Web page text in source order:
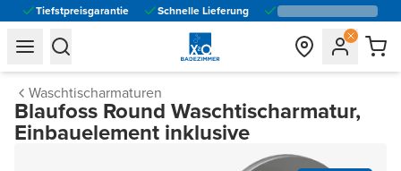
Tiefstpreisgarantie Schnelle Lieferung
general.navigation.toggle_menu.label
general.navigation.toggle_menu.label
Waschtischarmaturen
Blaufoss Round Waschtischarmatur,
Einbauelement inklusive